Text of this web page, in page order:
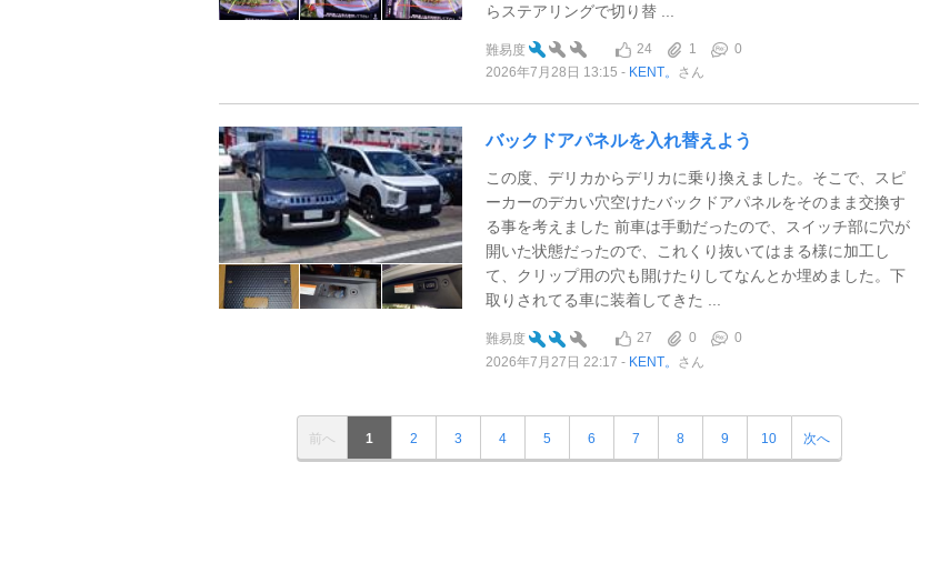
らステアリングで切り替 ...
難易度 24 1
0
2026年7月28日 13:15
KENT。 さん
バックドアパネルを入れ替えよう
この度、デリカからデリカに乗り換えました。そこで、スピ
ーカーのデカい穴空けたバックドアパネルをそのまま交換す
る事を考えました 前車は手動だったので、スイッチ部に穴が
開いた状態だったので、これくり抜いてはまる様に加工し
て、クリップ用の穴も開けたりしてなんとか埋めました。下
取りされてる車に装着してきた ...
難易度 27 0
0
2026年7月27日 22:17
KENT。 さん
前へ 1 2 3 4 5 6 7 8 9 10 次へ